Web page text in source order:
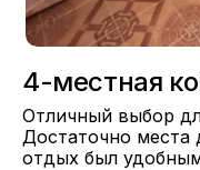
4-местная
Отличный выбор
Достаточно места
отдых был